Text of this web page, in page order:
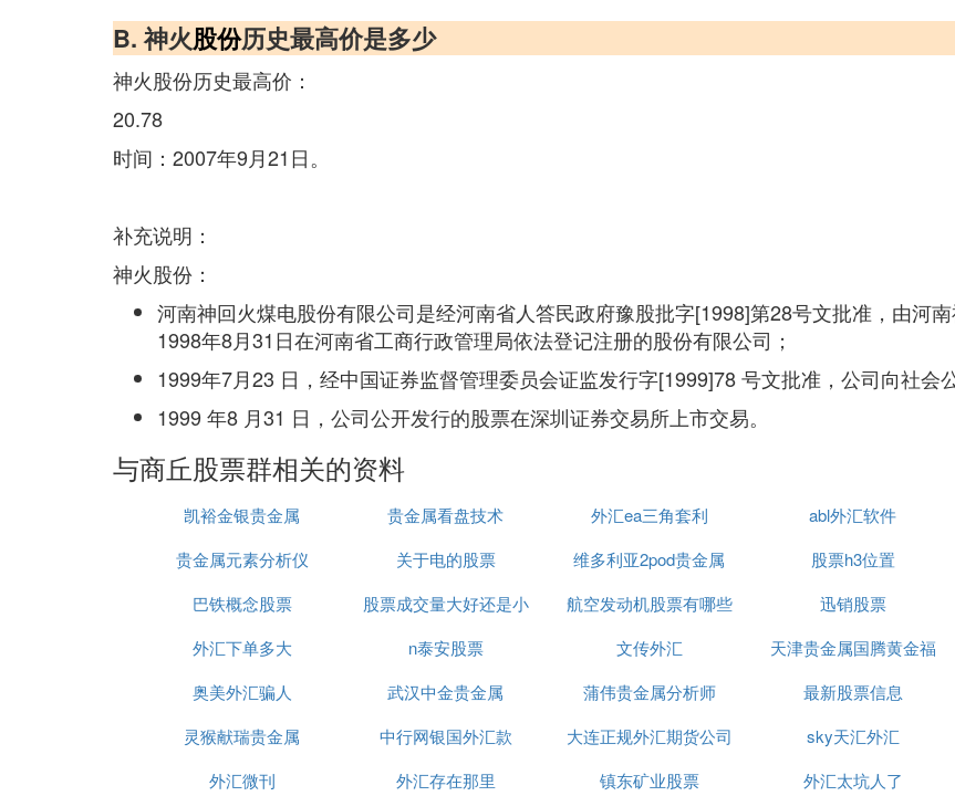
B. 神火股份历史最高价是多少
神火股份历史最高价：
20.78
时间：2007年9月21日。
补充说明：
神火股份：
河南神回火煤电股份有限公司是经河南省人答民政府豫股批字[1998]第28号文批准，由河
1998年8月31日在河南省工商行政管理局依法登记注册的股份有限公司；
1999年7月23 日，经中国证券监督管理委员会证监发行字[1999]78 号文批准，公司向社会
1999 年8 月31 日，公司公开发行的股票在深圳证券交易所上市交易。
与商丘股票群相关的资料
凯裕金银贵金属 贵金属看盘技术 外汇ea三角套利 abl外汇软件
贵金属元素分析仪
关于电的股票 维多利亚2pod贵金属 股票h3位置
巴铁概念股票
股票成交量大好还是小
好
航空发动机股票有哪些 迅销股票
外汇下单多大
n泰安股票 文传外汇
天津贵金属国腾黄金福
州营业部电话
奥美外汇骗人
武汉中金贵金属 蒲伟贵金属分析师 最新股票信息
灵猴献瑞贵金属
中行网银国外汇款 大连正规外汇期货公司 sky天汇外汇
外汇微刊
外汇存在那里 镇东矿业股票 外汇太坑人了